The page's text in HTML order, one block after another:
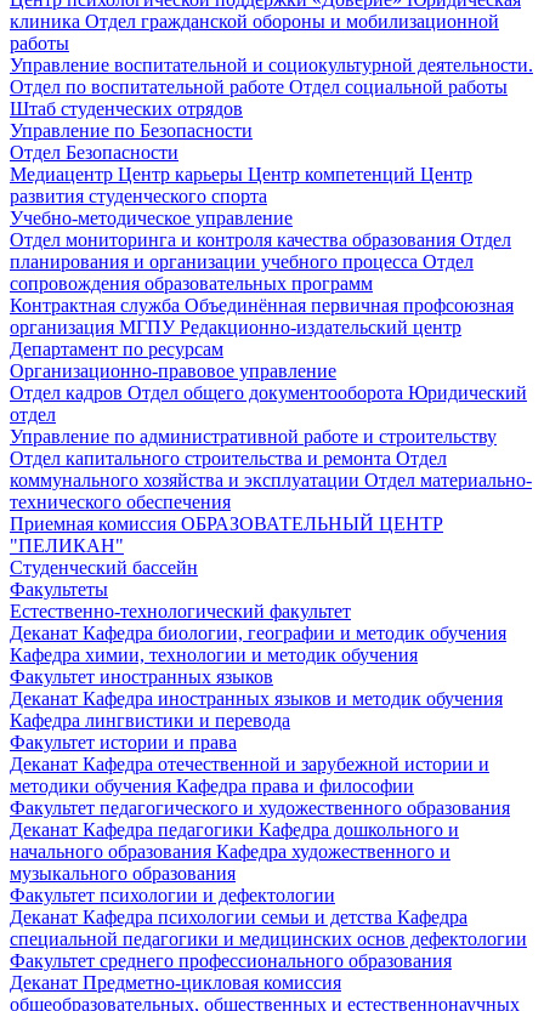
клиника Отдел гражданской обороны и мобилизационной
работы
Управление воспитательной и социокультурной деятельности.
Отдел по воспитательной работе Отдел социальной работы
Штаб студенческих отрядов
Управление по Безопасности
Отдел Безопасности
Медиацентр Центр карьеры Центр компетенций Центр
развития студенческого спорта
Учебно-методическое управление
Отдел мониторинга и контроля качества образования Отдел
планирования и организации учебного процесса Отдел
сопровождения образовательных программ
Контрактная служба Объединённая первичная профсоюзная
организация МГПУРедакционно-издательский центр
Департамент по ресурсам
Организационно-правовое управление
Отдел кадров Отдел общего документооборота Юридический
отдел
Управление по административной работе и строительству
Отдел капитального строительства и ремонта Отдел
коммунального хозяйства и эксплуатации Отдел материально-
технического обеспечения
Приемная комиссия ОБРАЗОВАТЕЛЬНЫЙ ЦЕНТР
"ПЕЛИКАН"
Студенческий бассейн
Факультеты
Естественно-технологический факультет
Деканат Кафедра биологии, географии и методик обучения
Кафедра химии, технологии и методик обучения
Факультет иностранных языков
Деканат Кафедра иностранных языков и методик обучения
Кафедра лингвистики и перевода
Факультет истории и права
Деканат Кафедра отечественной и зарубежной истории и
методики обучения Кафедра права и философии
Факультет педагогического и художественного образования
Деканат Кафедра педагогики Кафедра дошкольного и
начального образования Кафедра художественного и
музыкального образования
Факультет психологии и дефектологии
Деканат Кафедра психологии семьи и детства Кафедра
специальной педагогики и медицинских основ дефектологии
Факультет среднего профессионального образования
Деканат Предметно-цикловая комиссия
общеобразовательных, общественных и естественнонаучных